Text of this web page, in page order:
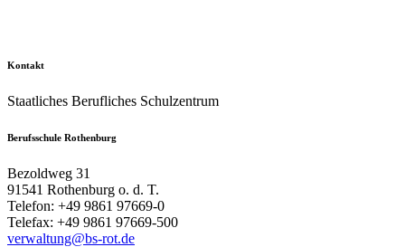
Kontakt
Staatliches Berufliches Schulzentrum
Berufsschule Rothenburg
Bezoldweg 31
91541 Rothenburg o. d. T.
Telefon: +49 9861 97669-0
Telefax: +49 9861 97669-500
verwaltung@bs-rot.de